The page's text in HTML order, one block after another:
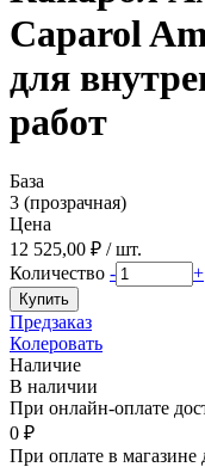
Caparol
для
работ
База
3 (прозрачная)
Цена
12 525,00 ₽ / шт.
Количество - +
Предзаказ
Колеровать
Наличие
В наличии
При онлайн-оплате
0 ₽
При оплате в магазине